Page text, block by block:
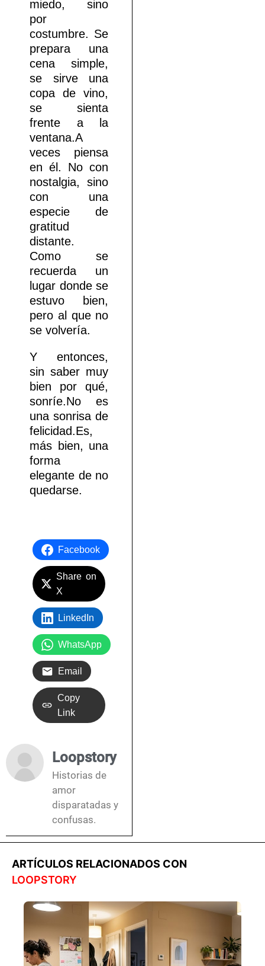
miedo, sino
por
costumbre. Se
prepara una
cena simple,
se sirve una
copa de vino,
se sienta
frente a la
ventana.A
veces piensa
en él. No con
nostalgia, sino
con una
especie de
gratitud
distante.
Como se
recuerda un
lugar donde se
estuvo bien,
pero al que no
se volvería.
Y entonces,
sin saber muy
bien por qué,
sonríe.No es
una sonrisa de
felicidad.Es,
más bien, una
forma
elegante de no
quedarse.
Facebook
Share on
X
LinkedIn
WhatsApp
Email
Copy
Link
Loopstory
Historias de
amor
disparatadas y
confusas.
ARTÍCULOS RELACIONADOS CON
LOOPSTORY